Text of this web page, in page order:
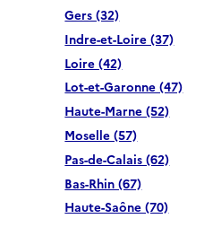
Gers (32)
Indre-et-Loire (37)
Loire (42)
Lot-et-Garonne (47)
Haute-Marne (52)
Moselle (57)
Pas-de-Calais (62)
Bas-Rhin (67)
Haute-Saône (70)